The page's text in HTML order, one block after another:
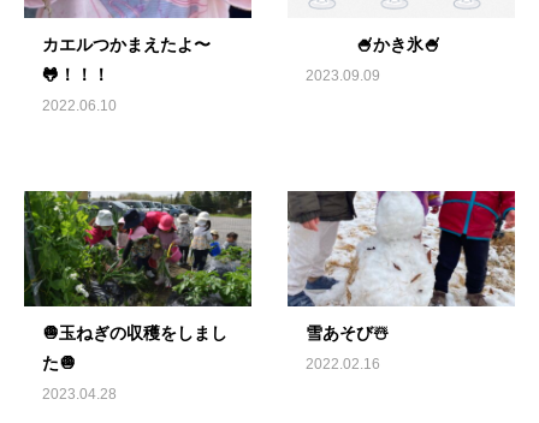
カエルつかまえたよ〜
🐸！！！
2022.06.10
🍧かき氷🍧
2023.09.09
🧅玉ねぎの収穫をしまし
た🧅
2023.04.28
雪あそび☃️
2022.02.16